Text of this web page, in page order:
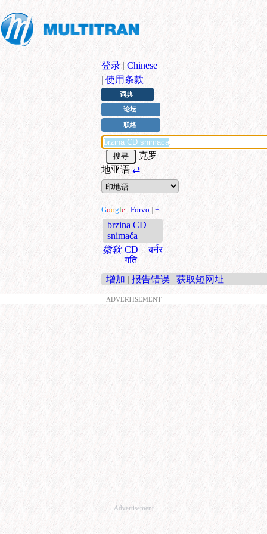
登录 | Chinese
| 使用条款
词典
论坛
联络
克罗
地亚语 ⇄
+
Google | Forvo | +
brzina CD
snimača
微软 CD बर्नर
गति
增加 | 报告错误 | 获取短网址
ADVERTISEMENT
Advertisement